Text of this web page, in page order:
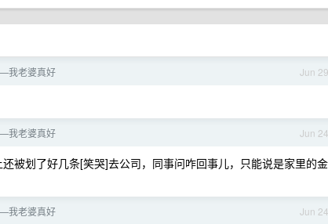
Jun 29
我老婆真好
Jun 24
我老婆真好
被划了好几条[笑哭]去公司，同事问咋回事儿，只能说是家里的金
Jun 24
我老婆真好